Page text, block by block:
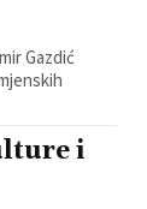
Gazdić
i